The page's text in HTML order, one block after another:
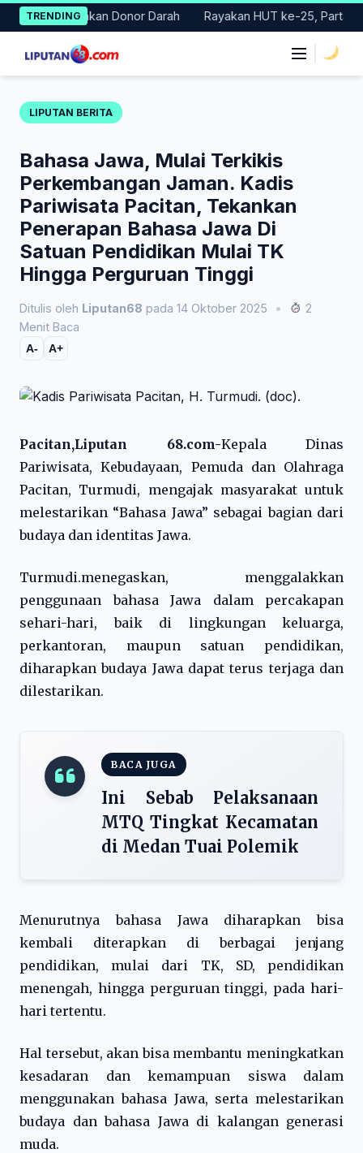
Skip
to
content
TRENDING
Gerakan Donor Darah Rayakan HUT ke-25, Partai
LIPUTAN BERITA
Bahasa Jawa, Mulai Terkikis
Perkembangan Jaman. Kadis
Pariwisata Pacitan, Tekankan
Penerapan Bahasa Jawa Di
Satuan Pendidikan Mulai TK
Hingga Perguruan Tinggi
Ditulis oleh Liputan68 pada 14 Oktober 2025 •
2
Menit Baca
A- A+
Pacitan,Liputan 68.com-Kepala Dinas
Pariwisata, Kebudayaan, Pemuda dan Olahraga
Pacitan, Turmudi, mengajak masyarakat untuk
melestarikan “Bahasa Jawa” sebagai bagian dari
budaya dan identitas Jawa.
Turmudi.menegaskan, menggalakkan
penggunaan bahasa Jawa dalam percakapan
sehari-hari, baik di lingkungan keluarga,
perkantoran, maupun satuan pendidikan,
diharapkan budaya Jawa dapat terus terjaga dan
dilestarikan.
BACA JUGA
Ini Sebab Pelaksanaan
MTQ Tingkat Kecamatan
di Medan Tuai Polemik
Menurutnya bahasa Jawa diharapkan bisa
kembali diterapkan di berbagai jenjang
pendidikan, mulai dari TK, SD, pendidikan
menengah, hingga perguruan tinggi, pada hari-
hari tertentu.
Hal tersebut, akan bisa membantu meningkatkan
kesadaran dan kemampuan siswa dalam
menggunakan bahasa Jawa, serta melestarikan
budaya dan bahasa Jawa di kalangan generasi
muda.